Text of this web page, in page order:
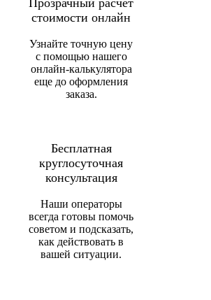
стоимости онлайн
Узнайте точную цену
с помощью нашего
онлайн-калькулятора
еще до оформления
заказа.
Бесплатная
круглосуточная
консультация
Наши операторы
всегда готовы помочь
советом и подсказать,
как действовать в
вашей ситуации.